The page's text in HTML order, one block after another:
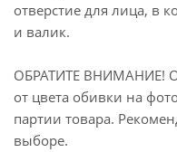
отверстие для лица, в
и валик.
ОБРАТИТЕ ВНИМАНИЕ!
от цвета обивки на
партии товара.
выборе.